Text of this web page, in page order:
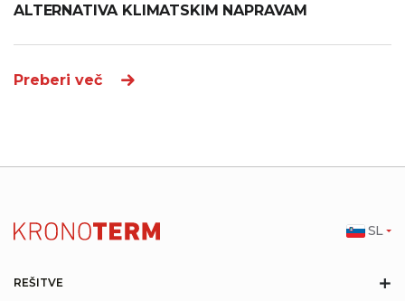
ALTERNATIVA KLIMATSKIM NAPRAVAM
Preberi več
REŠITVE +
SL